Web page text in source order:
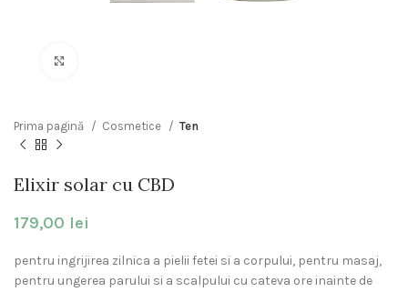
Prima pagină Cosmetice Ten
Elixir solar cu CBD
179,00 lei
pentru ingrijirea zilnica a pielii fetei si a corpului, pentru masaj,
pentru ungerea parului si a scalpului cu cateva ore inainte de